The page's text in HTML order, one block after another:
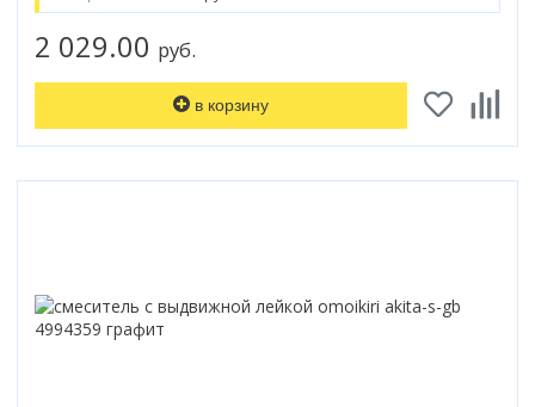
2 029.00 руб.
в корзину